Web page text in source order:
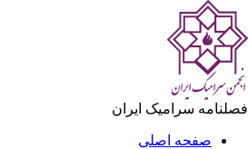
سرامیک ایران
صفحه اصلی